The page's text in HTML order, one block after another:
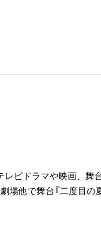
ビドラマや映画、舞
場他で舞台『二度目